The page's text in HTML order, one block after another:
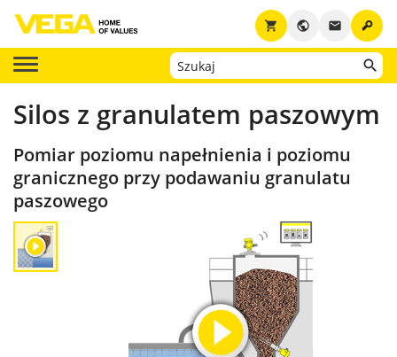
key
email
public
shopping_cart
Silos z granulatem paszowym
Pomiar poziomu napełnienia i poziomu
granicznego przy podawaniu granulatu
paszowego